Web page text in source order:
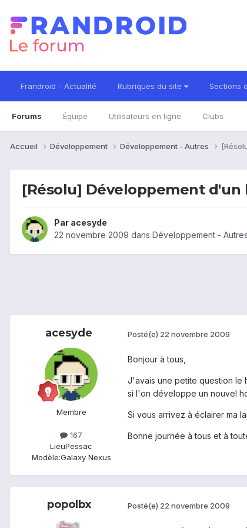
Frandroid - Actualité Rubriques du site Sections
Forums Équipe Utilisateurs en ligne Clubs
Accueil Développement Développement - Autres
[Résolu] Développement d'un
Par acesyde
22 novembre 2009 dans Développement - Autres
acesyde
Membre
167
LieuPessac
Modèle:Galaxy Nexus
Posté(e) 22 novembre 2009
Bonjour à tous,
J'avais une petite question le
si l'on développe un nouvel
Si vous arrivez à éclairer ma
Bonne journée à tous et à
popolbx Posté(e) 22 novembre 2009